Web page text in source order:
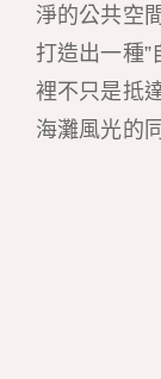
淨的公共空
打造出一種”
裡不只是抵
海灘風光的